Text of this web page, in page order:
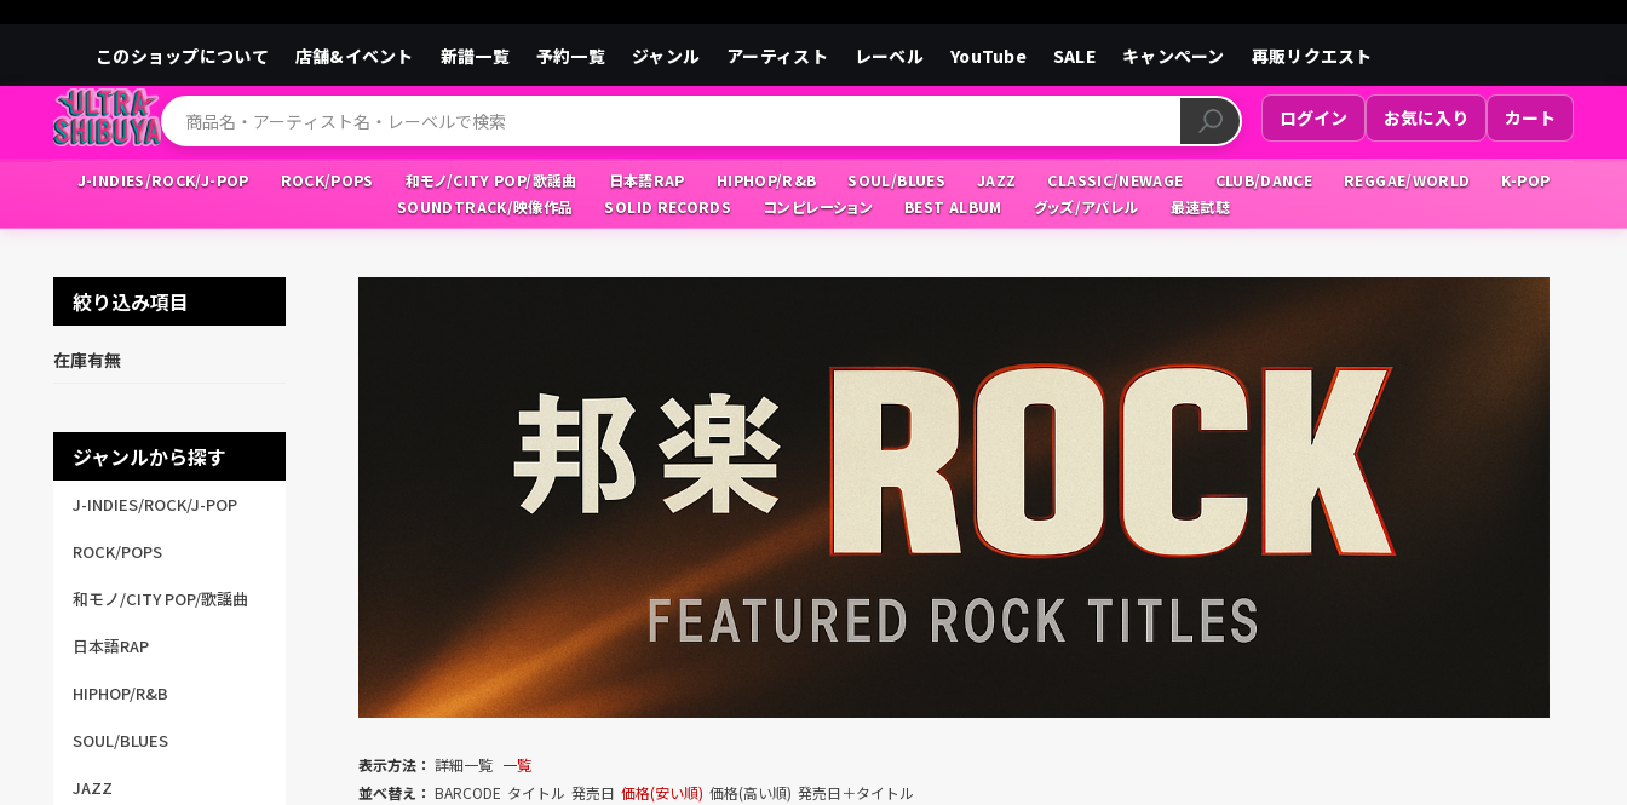
このショップについて 店舗&イベント 新譜一覧 予約一覧 ジャンル アーティスト レーベル YouTube SALE キャンペーン 再販リクエスト
ログイン お気に入り カート
J-INDIES/ROCK/J-POP ROCK/POPS 和モノ/CITY POP/歌謡曲 日本語RAP HIPHOP/R&B SOUL/BLUES JAZZ CLASSIC/NEWAGE CLUB/DANCE REGGAE/WORLD
K-POP
SOUNDTRACK/映像作品
SOLID RECORDS コンピレーション BEST ALBUM グッズ/アパレル 最速試聴
絞り込み項目
在庫有無
ジャンルから探す
J-INDIES/ROCK/J-POP
ROCK/POPS
和モノ/CITY POP/歌謡曲
日本語RAP
HIPHOP/R&B
SOUL/BLUES
JAZZ
表示方法： 詳細一覧 一覧
並べ替え： BARCODE タイトル 発売日 価格(安い順) 価格(高い順) 発売日＋タイトル